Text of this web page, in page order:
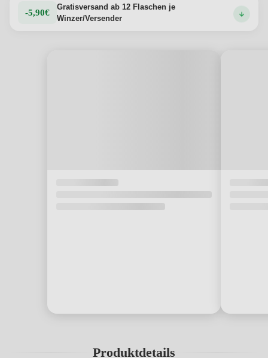
-5,90€
Gratisversand ab 12 Flaschen je
Winzer/Versender
Produktdetails